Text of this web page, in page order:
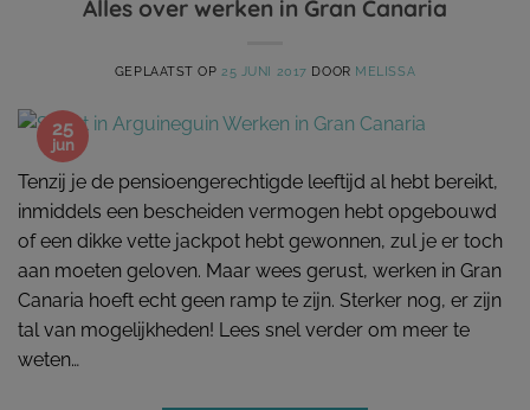
Alles over werken in Gran Canaria
GEPLAATST OP 25 JUNI 2017 DOOR MELISSA
25
jun
Tenzij je de pensioengerechtigde leeftijd al hebt bereikt,
inmiddels een bescheiden vermogen hebt opgebouwd
of een dikke vette jackpot hebt gewonnen, zul je er toch
aan moeten geloven. Maar wees gerust, werken in Gran
Canaria hoeft echt geen ramp te zijn. Sterker nog, er zijn
tal van mogelijkheden! Lees snel verder om meer te
weten…